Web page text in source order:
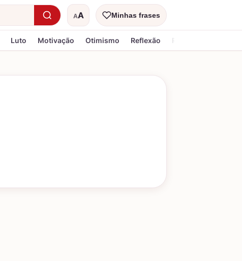
AA
Tamanho do textoMinhas frases
Luto Motivação Otimismo Reflexão Religiosa